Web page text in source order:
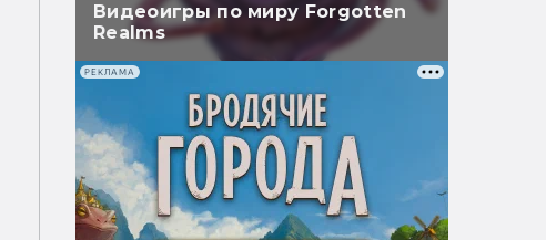
Видеоигры по миру Forgotten
Realms
РЕКЛАМА